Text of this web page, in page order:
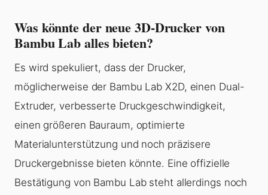
Was könnte der neue 3D-Drucker von
Bambu Lab alles bieten?
Es wird spekuliert, dass der Drucker,
möglicherweise der Bambu Lab X2D, einen Dual-
Extruder, verbesserte Druckgeschwindigkeit,
einen größeren Bauraum, optimierte
Materialunterstützung und noch präzisere
Druckergebnisse bieten könnte. Eine offizielle
Bestätigung von Bambu Lab steht allerdings noch